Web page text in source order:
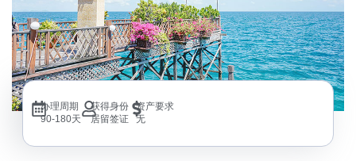
办理周期
90-180天
获得身份
居留签证
资产要求
无